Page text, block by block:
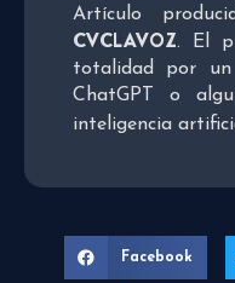
Artículo
CVCLAVOZ. El
totalidad por
ChatGPT o
inteligencia
Facebook